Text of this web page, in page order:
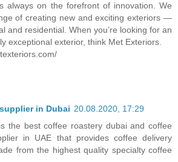
always on the forefront of innovation. We
of creating new and exciting exteriors —
and residential. When you’re looking for an
exceptional exterior, think Met Exteriors.
in Dubai 20.08.2020, 17:29
the best coffee roastery dubai and coffee
in UAE that provides coffee delivery
from the highest quality specialty coffee